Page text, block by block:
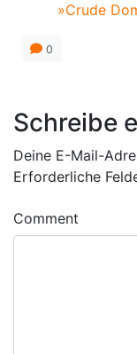
»Crude
0
Schreibe
Deine E-Mail-
Erforderliche
Comment